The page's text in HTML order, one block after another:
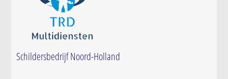
Schildersbedrijf Noord-Holland